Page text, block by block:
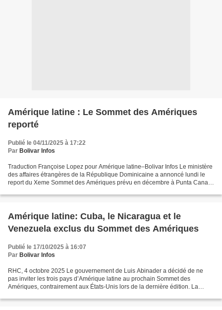
Amérique latine : Le Sommet des Amériques
reporté
Publié le 04/11/2025 à 17:22
Par Bolivar Infos
Traduction Françoise Lopez pour Amérique latine–Bolivar Infos Le ministère
des affaires étrangères de la République Dominicaine a annoncé lundi le
report du Xeme Sommet des Amériques prévu en décembre à Punta Cana,
Amérique latine: Cuba, le Nicaragua et le
Venezuela exclus du Sommet des Amériques
Publié le 17/10/2025 à 16:07
Par Bolivar Infos
RHC, 4 octobre 2025 Le gouvernement de Luis Abinader a décidé de ne
pas inviter les trois pays d’Amérique latine au prochain Sommet des
Amériques, contrairement aux États-Unis lors de la dernière édition. La